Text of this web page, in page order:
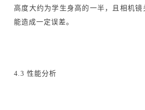
高度大约为学生身高的一半，且相机
能造成一定误差。
4.3 性能分析